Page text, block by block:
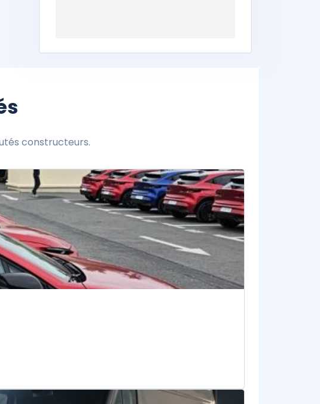
constructeurs.